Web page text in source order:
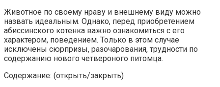
Животное по своему нраву и внешнему виду можно
назвать идеальным. Однако, перед приобретением
абиссинского котенка важно ознакомиться с его
характером, поведением. Только в этом случае
исключены сюрпризы, разочарования, трудности по
содержанию нового четвероного питомца.
Содержание: (открыть/закрыть)